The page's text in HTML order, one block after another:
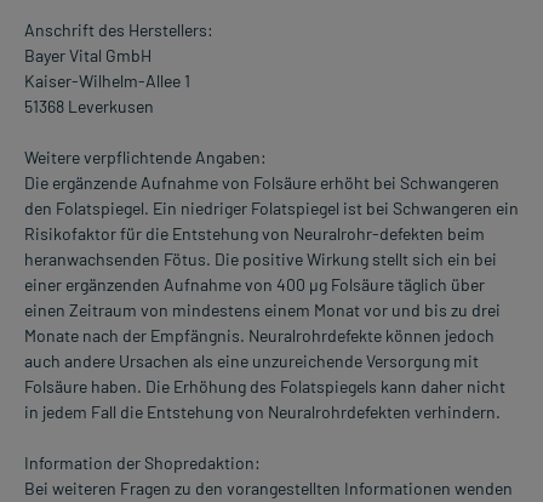
Anschrift des Herstellers:
Bayer Vital GmbH
Kaiser-Wilhelm-Allee 1
51368 Leverkusen
Weitere verpflichtende Angaben:
Die ergänzende Aufnahme von Folsäure erhöht bei Schwangeren
den Folatspiegel. Ein niedriger Folatspiegel ist bei Schwangeren ein
Risikofaktor für die Entstehung von Neuralrohr-defekten beim
heranwachsenden Fötus. Die positive Wirkung stellt sich ein bei
einer ergänzenden Aufnahme von 400 µg Folsäure täglich über
einen Zeitraum von mindestens einem Monat vor und bis zu drei
Monate nach der Empfängnis. Neuralrohrdefekte können jedoch
auch andere Ursachen als eine unzureichende Versorgung mit
Folsäure haben. Die Erhöhung des Folatspiegels kann daher nicht
in jedem Fall die Entstehung von Neuralrohrdefekten verhindern.
Information der Shopredaktion:
Bei weiteren Fragen zu den vorangestellten Informationen wenden